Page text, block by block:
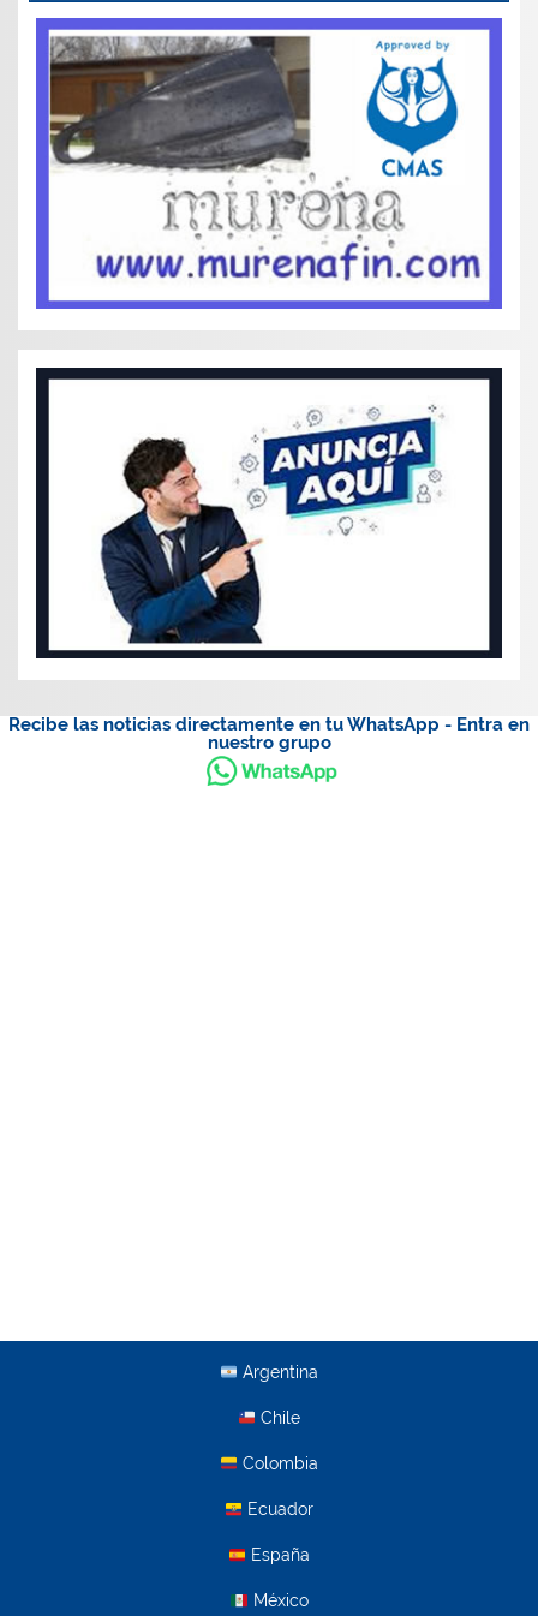
Recibe las noticias directamente en tu WhatsApp - Entra en
nuestro grupo
Argentina
Chile
Colombia
Ecuador
España
México